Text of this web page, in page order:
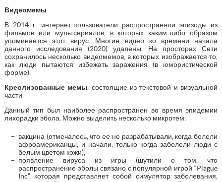
Видеомемы
В 2014 г. интернет-пользователи распространяли эпизоды из
фильмов или мультсериалов, в которых каким-либо образом
упоминается этот вирус. Многие видео ко времени начала
данного исследования (2020) удалены. На просторах Сети
сохранилось несколько видеомемов, в которых изображается то,
как люди пытаются избежать заражения (в юмористической
форме).
Креолизованные мемы , состоящие из текстовой и визуальной
части
Данный тип был наиболее распространен во время эпидемии
лихорадки эбола. Можно выделить несколько микротем:
вакцина (отмечалось, что ее не разрабатывали, когда болели
афроамериканцы, и начали, только когда заболели люди с
белым цветом кожи);
появление вируса из игры (шутили о том, что
распространение эболы связано с популярной игрой “Plague
Inc”, которая представляет собой симулятор заболевания,